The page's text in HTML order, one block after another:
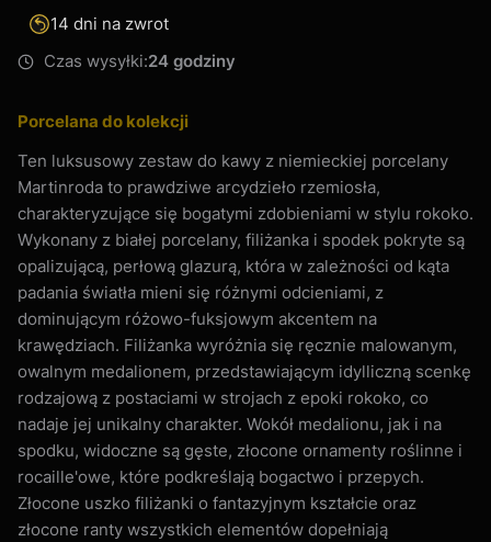
14 dni na zwrot
Czas wysyłki:24 godziny
Porcelana do kolekcji
Ten luksusowy zestaw do kawy z niemieckiej porcelany
Martinroda to prawdziwe arcydzieło rzemiosła,
charakteryzujące się bogatymi zdobieniami w stylu rokoko.
Wykonany z białej porcelany, filiżanka i spodek pokryte są
opalizującą, perłową glazurą, która w zależności od kąta
padania światła mieni się różnymi odcieniami, z
dominującym różowo-fuksjowym akcentem na
krawędziach. Filiżanka wyróżnia się ręcznie malowanym,
owalnym medalionem, przedstawiającym idylliczną scenkę
rodzajową z postaciami w strojach z epoki rokoko, co
nadaje jej unikalny charakter. Wokół medalionu, jak i na
spodku, widoczne są gęste, złocone ornamenty roślinne i
rocaille'owe, które podkreślają bogactwo i przepych.
Złocone uszko filiżanki o fantazyjnym kształcie oraz
złocone ranty wszystkich elementów dopełniają